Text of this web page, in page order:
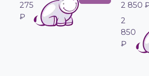
275
₽
2 850
2
850
₽